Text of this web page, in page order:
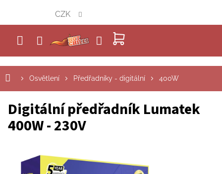
obsah
NÁKUPNÍ
KOŠÍK
CZK
Osvětlení Předřadníky - digitální 400W
Digitální předřadník Lumatek
400W - 230V